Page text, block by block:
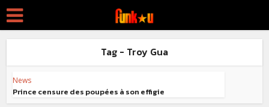
Tag - Troy Gua
News
Prince censure des poupées à son effigie